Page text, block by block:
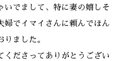
いでまして、特に妻の嬉しそ
婦でイマイさんに頼んでほん
ました。
くださってありがとうござい